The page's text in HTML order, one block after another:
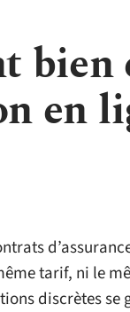
bien
en
tarif, ni le
discrètes se